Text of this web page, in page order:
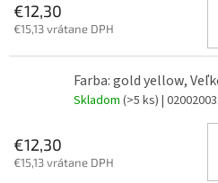
€12,30
€15,13 vrátane DPH
Farba: gold yellow,
Skladom (>5 ks) |
€12,30
€15,13 vrátane DPH